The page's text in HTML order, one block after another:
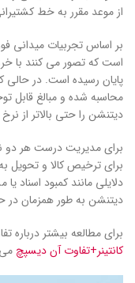
از موعد مقرر به خط
بر اساس تجربیات میدانی
است که تصور می کنند با
پایان رسیده است. در حالی
محاسبه شده و مبالغ قابل
دیتنشن را حتی بالاتر از
برای مدیریت درست هر دو
برای ترخیص کالا و تحویل
دلایلی مانند کمبود اسناد
دیتنشن به طور همزمان در
برای مطالعه بیشتر درباره
کانتینر+تفاوت آن دیسپچ می